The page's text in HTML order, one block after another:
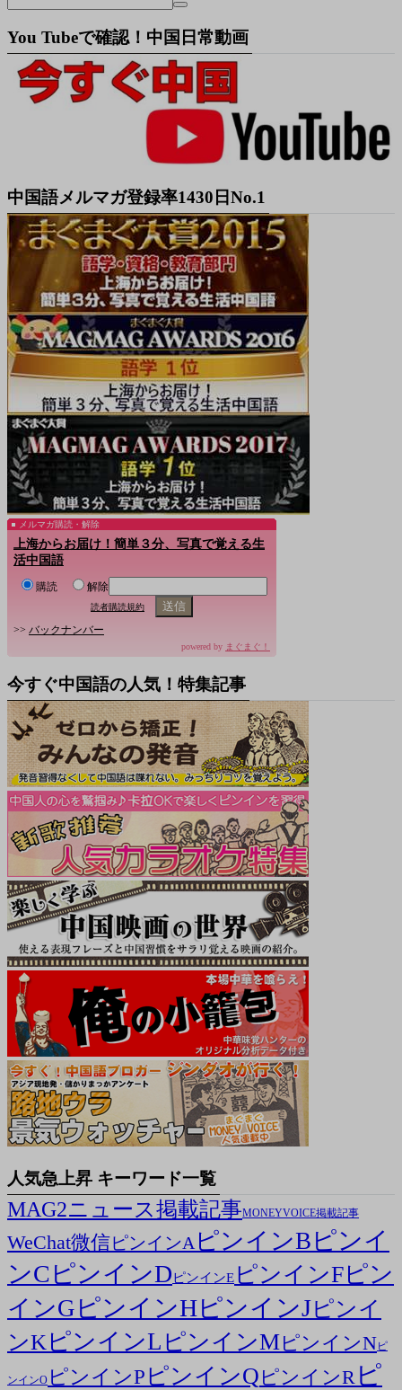
You Tubeで確認！中国日常動画
中国語メルマガ登録率1430日No.1
メルマガ購読・解除
上海からお届け！簡単３分、写真で覚える生
活中国語
購読 解除
読者購読規約
>> バックナンバー
powered by まぐまぐ！
今すぐ中国語の人気！特集記事
人気急上昇 キーワード一覧
MAG2ニュース掲載記事MONEYVOICE掲載記事
WeChat微信ピンインAピンインB ピンイ
ンC ピンインDピンインE ピンインFピン
インG ピンインHピンインJピンイ
ンK ピンインL ピンインMピンインNピ
ンインO ピンインP ピンインQ ピンインR ピ